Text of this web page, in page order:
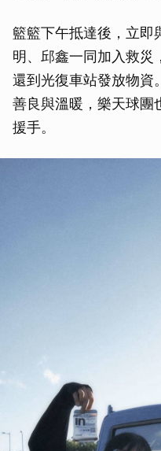
籃籃下午抵達後，立即
明、邱鑫一同加入救災
還到光復車站發放物資
善良與溫暖，樂天球團
援手。